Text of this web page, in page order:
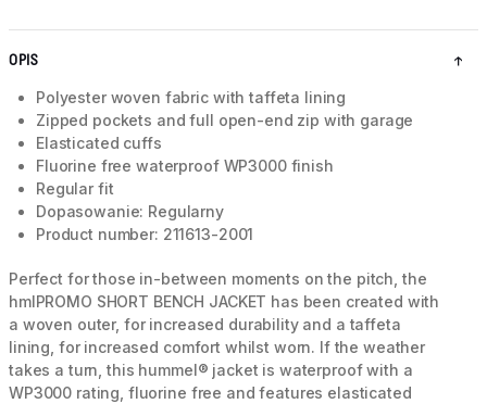
OPIS
Polyester woven fabric with taffeta lining
Zipped pockets and full open-end zip with garage
Elasticated cuffs
Fluorine free waterproof WP3000 finish
Regular fit
Dopasowanie: Regularny
Product number: 211613-2001
Perfect for those in-between moments on the pitch, the
hmlPROMO SHORT BENCH JACKET has been created with
a woven outer, for increased durability and a taffeta
lining, for increased comfort whilst worn. If the weather
takes a turn, this hummel® jacket is waterproof with a
WP3000 rating, fluorine free and features elasticated